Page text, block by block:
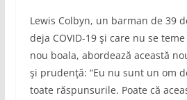
Lewis Colbyn, un barman de 39
deja COVID-19 şi care nu se
nou boala, abordează această
şi prudenţă: “Eu nu sunt un om
toate răspunsurile. Poate că